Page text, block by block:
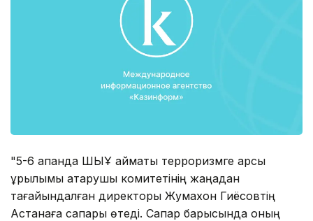
"5-6 ақпанда ШЫҰ аймақтық терроризмге қарсы
құрылымы атқарушы комитетінің жаңадан
тағайындалған директоры Жумахон Гиёсовтің
Астанаға сапары өтеді. Сапар барысында оның